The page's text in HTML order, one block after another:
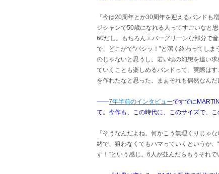
「今は20周年とか30周年を迎えるバンドも
ジシャンで50歳になれる人ってすごいなと
60だし。もちろんエバーグリーンな部分で
で、どこかで“バシッ！”と潔く終わってし
のじゃないと思うし。若い頃の幻想を追い
ていくことも楽しめるバンドって、実際は
を作れたなと思った。まぁそれも偶然なんだ
――7年半前のインタビューですでに
て。今作も、この時代に、このサイズで、
「そうなんだよね。何かこう無理くりじゃ
緒で、狙わなくてもハマっていくというか
す！”という感じ。6人が並んだらもうそれで